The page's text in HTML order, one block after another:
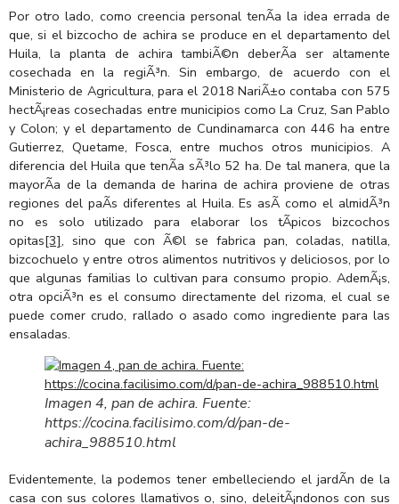
Por otro lado, como creencia personal tenÃ­a la idea errada de
que, si el bizcocho de achira se produce en el departamento del
Huila, la planta de achira tambiÃ©n deberÃ­a ser altamente
cosechada en la regiÃ³n. Sin embargo, de acuerdo con el
Ministerio de Agricultura, para el 2018 NariÃ±o contaba con 575
hectÃ¡reas cosechadas entre municipios como La Cruz, San Pablo
y Colon; y el departamento de Cundinamarca con 446 ha entre
Gutierrez, Quetame, Fosca, entre muchos otros municipios. A
diferencia del Huila que tenÃ­a sÃ³lo 52 ha. De tal manera, que la
mayorÃ­a de la demanda de harina de achira proviene de otras
regiones del paÃ­s diferentes al Huila. Es asÃ­ como el almidÃ³n
no es solo utilizado para elaborar los tÃ­picos bizcochos
opitas[3], sino que con Ã©l se fabrica pan, coladas, natilla,
bizcochuelo y entre otros alimentos nutritivos y deliciosos, por lo
que algunas familias lo cultivan para consumo propio. AdemÃ¡s,
otra opciÃ³n es el consumo directamente del rizoma, el cual se
puede comer crudo, rallado o asado como ingrediente para las
ensaladas.
Imagen 4, pan de achira. Fuente:
https://cocina.facilisimo.com/d/pan-de-
achira_988510.html
Evidentemente, la podemos tener embelleciendo el jardÃ­n de la
casa con sus colores llamativos o, sino, deleitÃ¡ndonos con sus